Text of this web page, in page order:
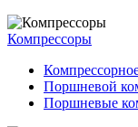
Компрессоры
Поршневой
Поршневые